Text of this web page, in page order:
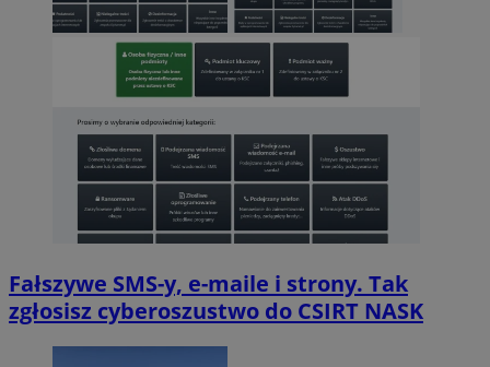
Fałszywe SMS-y, e-maile i strony. Tak
zgłosisz cyberoszustwo do CSIRT NASK